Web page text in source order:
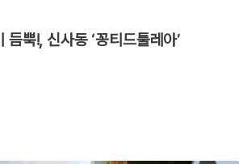
뿍!, 신사동 ‘꽁티드툴레아’